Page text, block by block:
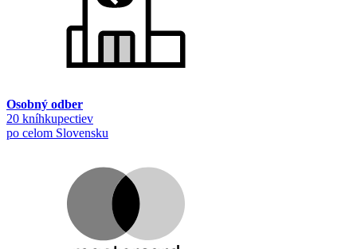
Osobný odber
20 kníhkupectiev
po celom Slovensku